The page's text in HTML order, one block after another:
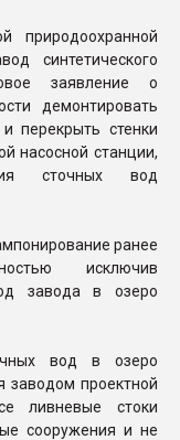
природоохранной
синтетического
заявление о
демонтировать
перекрыть стенки
насосной станции,
сточных вод
ранее
исключив
завода в озеро
вод в озеро
заводом проектной
ливневые стоки
сооружения и не